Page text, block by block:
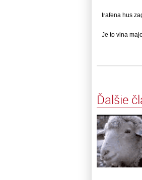
trafena hus
Je to vina
Ďalšie